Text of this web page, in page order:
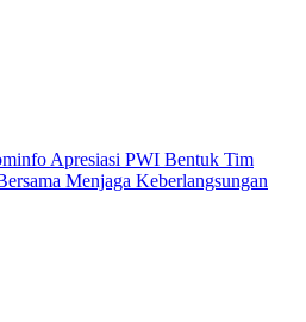
Apresiasi PWI Bentuk Tim
Menjaga Keberlangsungan